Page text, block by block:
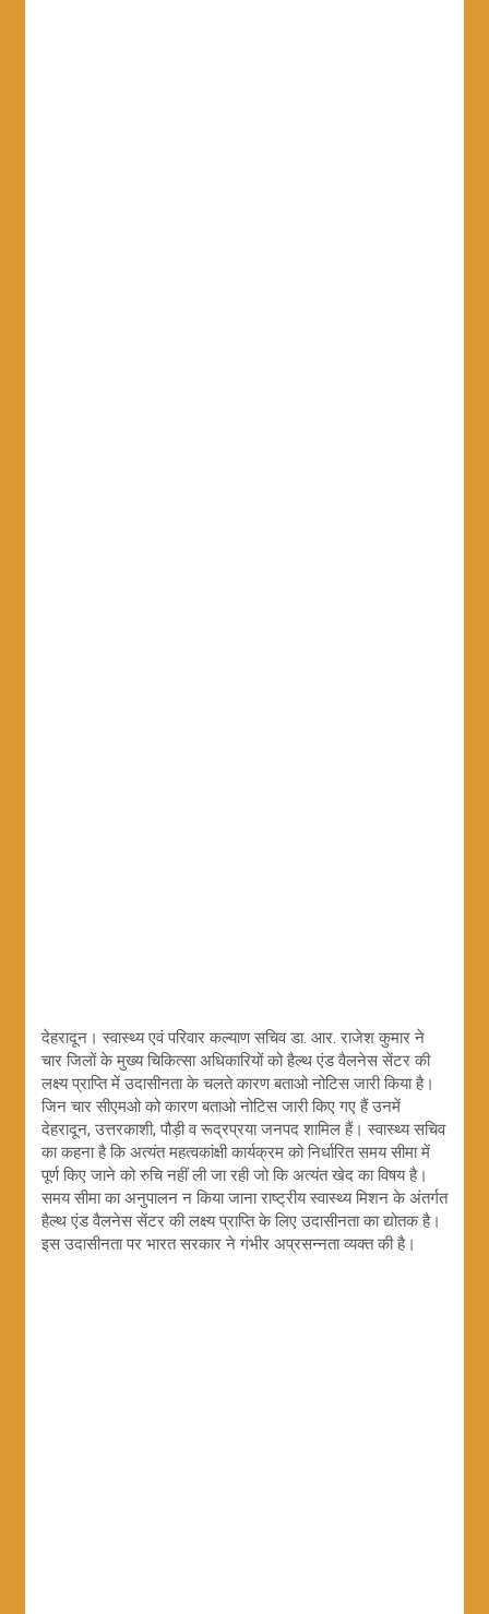
देहरादून। स्वास्थ्य एवं परिवार कल्याण सचिव डा. आर. राजेश कुमार ने
चार जिलों के मुख्य चिकित्सा अधिकारियों को हैल्थ एंड वैलनेस सेंटर की
लक्ष्य प्राप्ति में उदासीनता के चलते कारण बताओ नोटिस जारी किया है।
जिन चार सीएमओ को कारण बताओ नोटिस जारी किए गए हैं उनमें
देहरादून, उत्तरकाशी, पौड़ी व रूद्रप्रया जनपद शामिल हैं। स्वास्थ्य सचिव
का कहना है कि अत्यंत महत्वकांक्षी कार्यक्रम को निर्धारित समय सीमा में
पूर्ण किए जाने को रुचि नहीं ली जा रही जो कि अत्यंत खेद का विषय है।
समय सीमा का अनुपालन न किया जाना राष्ट्रीय स्वास्थ्य मिशन के अंतर्गत
हैल्थ एंड वैलनेस सेंटर की लक्ष्य प्राप्ति के लिए उदासीनता का द्योतक है।
इस उदासीनता पर भारत सरकार ने गंभीर अप्रसन्नता व्यक्त की है।